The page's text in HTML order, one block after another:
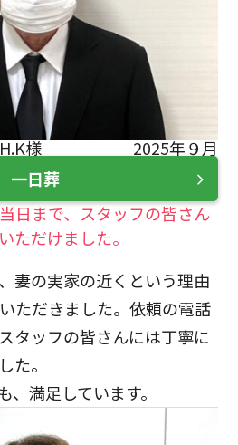
様
2025年９月
一日葬
日まで、スタッフの皆さん
ただけました。
妻の実家の近くという理由
ただきました。依頼の電話
タッフの皆さんには丁寧に
た。
、満足しています。